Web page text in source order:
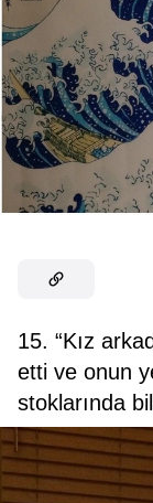
15. “Kız
etti ve onun
stoklarında